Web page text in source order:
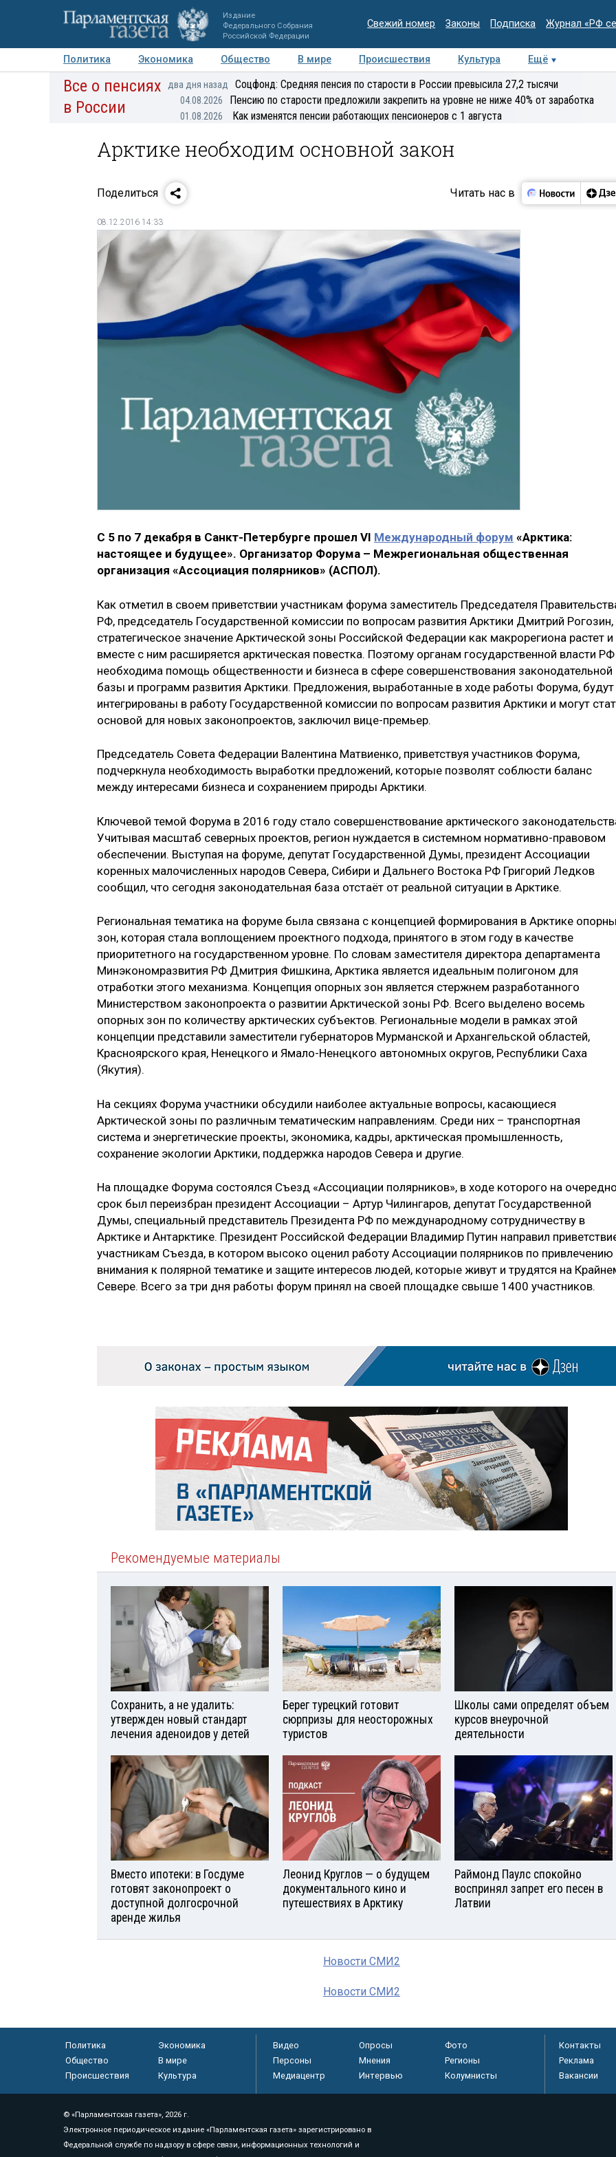
Издание
Федерального Собрания
Российской Федерации
Свежий номер Законы Подписка Журнал «РФ
Политика Экономика Общество В мире Происшествия Культура
Ещё
Авторы Персоны Мнения Регионы Медиацентр Интервью Колумнисты
Все о пенсиях
в России
два дня назад Соцфонд: Средняя пенсия по старости в России превысила 27,2 тысячи
04.08.2026 Пенсию по старости предложили закрепить на уровне не ниже 40% от заработка
01.08.2026 Как изменятся пенсии работающих пенсионеров с 1 августа
Арктике необходим основной закон
Поделиться Читать нас в
08.12.2016 14:33
С 5 по 7 декабря в Санкт-Петербурге прошел VI Международный форум «Арктика:
настоящее и будущее». Организатор Форума – Межрегиональная общественная
организация «Ассоциация полярников» (АСПОЛ).
Как отметил в своем приветствии участникам форума заместитель Председателя
РФ, председатель Государственной комиссии по вопросам развития Арктики Дмитрий Рогозин,
стратегическое значение Арктической зоны Российской Федерации как макрорегиона растет и
вместе с ним расширяется арктическая повестка. Поэтому органам государственной власти РФ
необходима помощь общественности и бизнеса в сфере совершенствования законодательной
базы и программ развития Арктики. Предложения, выработанные в ходе работы Форума, будут
интегрированы в работу Государственной комиссии по вопросам развития Арктики и могут
основой для новых законопроектов, заключил вице-премьер.
Председатель Совета Федерации Валентина Матвиенко, приветствуя участников Форума,
подчеркнула необходимость выработки предложений, которые позволят соблюсти баланс
между интересами бизнеса и сохранением природы Арктики.
Ключевой темой Форума в 2016 году стало совершенствование арктического
Учитывая масштаб северных проектов, регион нуждается в системном нормативно-правовом
обеспечении. Выступая на форуме, депутат Государственной Думы, президент Ассоциации
коренных малочисленных народов Севера, Сибири и Дальнего Востока РФ Григорий Ледков
сообщил, что сегодня законодательная база отстаёт от реальной ситуации в Арктике.
Региональная тематика на форуме была связана с концепцией формирования в Арктике
зон, которая стала воплощением проектного подхода, принятого в этом году в качестве
приоритетного на государственном уровне. По словам заместителя директора департамента
Минэкономразвития РФ Дмитрия Фишкина, Арктика является идеальным полигоном для
отработки этого механизма. Концепция опорных зон является стержнем разработанного
Министерством законопроекта о развитии Арктической зоны РФ. Всего выделено восемь
опорных зон по количеству арктических субъектов. Региональные модели в рамках этой
концепции представили заместители губернаторов Мурманской и Архангельской областей,
Красноярского края, Ненецкого и Ямало-Ненецкого автономных округов, Республики Саха
(Якутия).
На секциях Форума участники обсудили наиболее актуальные вопросы, касающиеся
Арктической зоны по различным тематическим направлениям. Среди них – транспортная
система и энергетические проекты, экономика, кадры, арктическая промышленность,
сохранение экологии Арктики, поддержка народов Севера и другие.
На площадке Форума состоялся Съезд «Ассоциации полярников», в ходе которого на
срок был переизбран президент Ассоциации – Артур Чилингаров, депутат Государственной
Думы, специальный представитель Президента РФ по международному сотрудничеству в
Арктике и Антарктике. Президент Российской Федерации Владимир Путин направил
участникам Съезда, в котором высоко оценил работу Ассоциации полярников по привлечению
внимания к полярной тематике и защите интересов людей, которые живут и трудятся на
Севере. Всего за три дня работы форум принял на своей площадке свыше 1400 участников.
Рекомендуемые материалы
Сохранить, а не удалить:
утвержден новый стандарт
лечения аденоидов у детей
Берег турецкий готовит
сюрпризы для неосторожных
туристов
Школы сами определят объем
курсов внеурочной
деятельности
Вместо ипотеки: в Госдуме
готовят законопроект о
доступной долгосрочной
аренде жилья
Леонид Круглов — о будущем
документального кино и
путешествиях в Арктику
Раймонд Паулс спокойно
воспринял запрет его песен в
Латвии
Новости СМИ2
Новости СМИ2
Политика
Экономика
Общество
В мире
Происшествия
Культура
Видео Опросы
Фото
Персоны
Мнения
Регионы
Медиацентр
Интервью Колумнисты
Контакты
Реклама
Вакансии
© «Парламентская газета», 2026 г.
Электронное периодическое издание «Парламентская газета» зарегистрировано в
Федеральной службе по надзору в сфере связи, информационных технологий и